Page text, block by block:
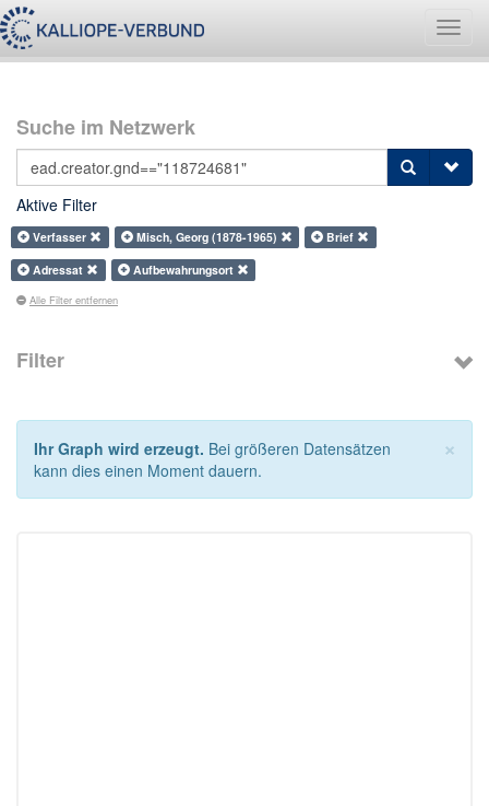
Suche im Netzwerk
Aktive Filter
Verfasser Misch, Georg (1878-1965)
Brief
Adressat
Aufbewahrungsort
Alle Filter entfernen
Filter
×
Ihr Graph wird erzeugt. Bei größeren Datensätzen
kann dies einen Moment dauern.